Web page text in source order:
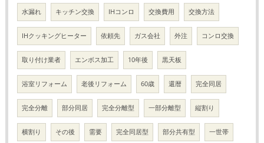
水漏れ キッチン交換 IHコンロ 交換費用 交換方法
IHクッキングヒーター 依頼先 ガス会社 外注 コンロ交換
取り付け業者 エンボス加工 10年後 黒天板
浴室リフォーム 老後リフォーム 60歳 還暦 完全同居
完全分離 部分同居 完全分離型 一部分離型 縦割り
横割り その後 需要 完全同居型 部分共有型 一世帯